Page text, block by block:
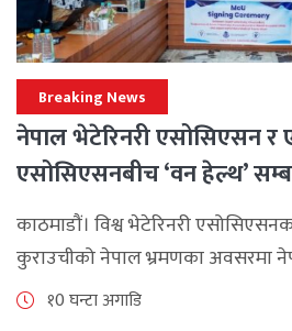
Breaking News
नेपाल भेटेरिनरी एसोसिएसन र
एसोसिएसनबीच ‘वन हेल्थ’
समझदारी
काठमाडौं। विश्व भेटेरिनरी
कुराउचीको नेपाल भ्रमणका अवसरमा
एसोसिएसनले अन्तर्राष्ट्रिय सहकार्यलाई
१0 घन्टा अगाडि